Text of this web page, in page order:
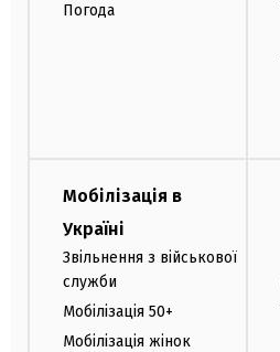
Погода
Мобілізація в
Україні
Звільнення з військової
служби
Мобілізація 50+
Мобілізація жінок